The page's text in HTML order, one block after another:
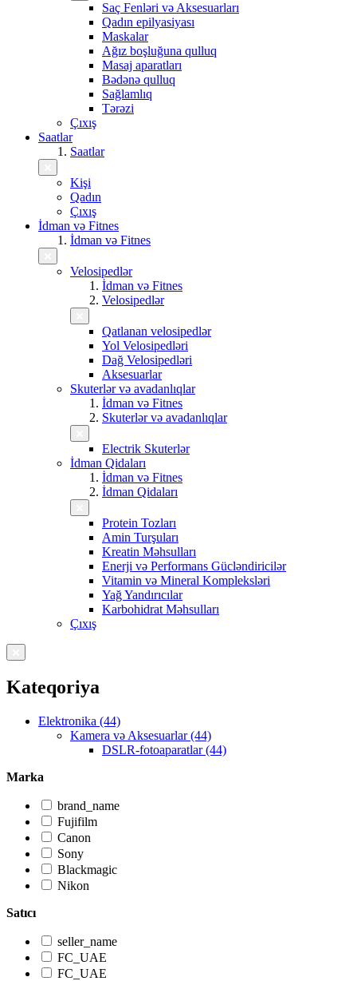
Saç Fenləri və Aksesuarları
Qadın epilyasiyası
Maskalar
Ağız boşluğuna qulluq
Masaj aparatları
Bədənə qulluq
Sağlamlıq
Tərəzi
Çıxış
Saatlar
Saatlar
Kişi
Qadın
Çıxış
İdman və Fitnes
İdman və Fitnes
Velosipedlər
İdman və Fitnes
Velosipedlər
Qatlanan velosipedlər
Yol Velosipedləri
Dağ Velosipedləri
Aksesuarlar
Skuterlər və avadanlıqlar
İdman və Fitnes
Skuterlər və avadanlıqlar
Electrik Skuterlər
İdman Qidaları
İdman və Fitnes
İdman Qidaları
Protein Tozları
Amin Turşuları
Kreatin Məhsulları
Enerji və Performans Gücləndiricilər
Vitamin və Mineral Kompleksləri
Yağ Yandırıcılar
Karbohidrat Məhsulları
Çıxış
Kateqoriya
Elektronika (44)
Kamera və Aksesuarlar (44)
DSLR-fotoaparatlar (44)
Marka
brand_name
Fujifilm
Canon
Sony
Blackmagic
Nikon
Satıcı
seller_name
FC_UAE
FC_UAE